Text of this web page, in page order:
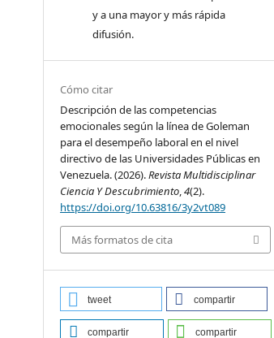
y a una mayor y más rápida
difusión.
Cómo citar
Descripción de las competencias
emocionales según la línea de Goleman
para el desempeño laboral en el nivel
directivo de las Universidades Públicas en
Venezuela. (2026).Revista Multidisciplinar
Ciencia Y Descubrimiento,4(2).
https://doi.org/10.63816/3y2vt089
Más formatos de cita
tweet compartir
compartir compartir